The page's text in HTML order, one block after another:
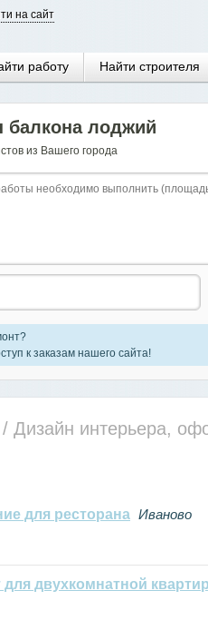
на сайт
работу Найти строителя
балкона лоджий
из Вашего города
к заказам нашего сайта!
/ Дизайн интерьера,
для ресторана Иваново
для двухкомнатной